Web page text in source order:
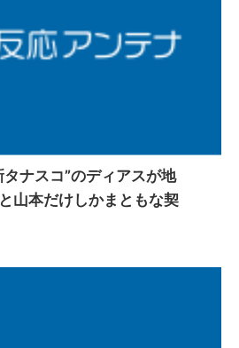
タナスコ”のディアスが地
山本だけしかまともな契